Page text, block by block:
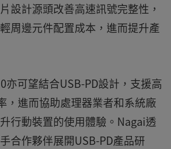
設計源頭改善高速訊號完整性，
周邊元件配置成本，進而提升產
亦可望結合USB-PD設計，支援高
，進而協助處理器業者和系統廠
行動裝置的使用體驗。Nagai透
合作夥伴展開USB-PD產品研